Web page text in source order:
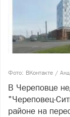
Фото: ВКонтакте /
В Череповце
"Череповец-
районе на